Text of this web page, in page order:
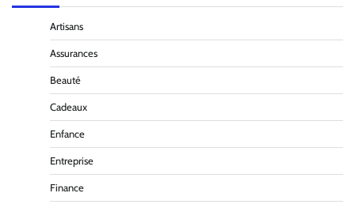
Artisans
Assurances
Beauté
Cadeaux
Enfance
Entreprise
Finance